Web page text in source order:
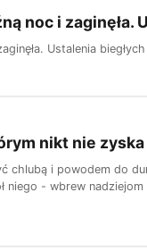
noc i
Ustalenia
nikt nie zyska
chlubą i powodem do
niego - wbrew